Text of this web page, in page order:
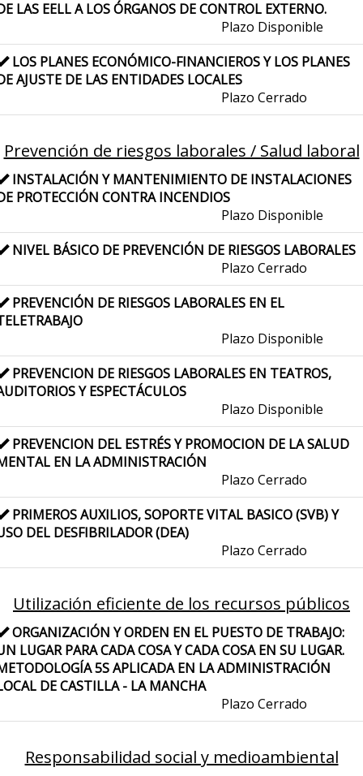
LAS EELL A LOS ÓRGANOS DE CONTROL EXTERNO.
Plazo Disponible
LOS PLANES ECONÓMICO-FINANCIEROS Y LOS PLANES
AJUSTE DE LAS ENTIDADES LOCALES
Plazo Cerrado
Prevención de riesgos laborales / Salud laboral
INSTALACIÓN Y MANTENIMIENTO DE INSTALACIONES
PROTECCIÓN CONTRA INCENDIOS
Plazo Disponible
NIVEL BÁSICO DE PREVENCIÓN DE RIESGOS LABORALES
Plazo Cerrado
PREVENCIÓN DE RIESGOS LABORALES EN EL
Plazo Disponible
PREVENCION DE RIESGOS LABORALES EN TEATROS,
Y ESPECTÁCULOS
Plazo Disponible
PREVENCION DEL ESTRÉS Y PROMOCION DE LA SALUD
EN LA ADMINISTRACIÓN
Plazo Cerrado
PRIMEROS AUXILIOS, SOPORTE VITAL BASICO (SVB) Y
DEL DESFIBRILADOR (DEA)
Plazo Cerrado
Utilización eficiente de los recursos públicos
ORGANIZACIÓN Y ORDEN EN EL PUESTO DE TRABAJO:
LUGAR PARA CADA COSA Y CADA COSA EN SU LUGAR.
5S APLICADA EN LA ADMINISTRACIÓN
DE CASTILLA - LA MANCHA
Plazo Cerrado
Responsabilidad social y medioambiental